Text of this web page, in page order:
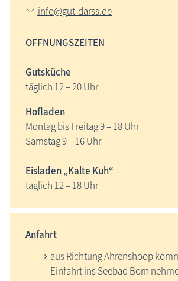
nf
g t-d rss d
ÖFFNUNGSZEITEN
Gutsküche
täglich 12 – 20 Uhr
Hofladen
Montag bis Freitag 9 – 18 Uhr
Samstag 9 – 16 Uhr
Eisladen „Kalte Kuh“
täglich 12 – 18 Uhr
Anfahrt
aus Richtung Ahrenshoop
Einfahrt ins Seebad Born